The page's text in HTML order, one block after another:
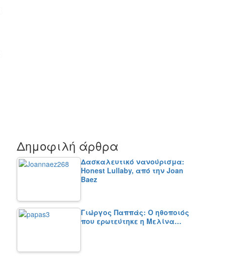
Δημοφιλή άρθρα
Δασκαλευτικό νανούρισμα:
Honest Lullaby, από την Joan
Baez
Γιώργος Παππάς: Ο ηθοποιός
που ερωτεύτηκε η Μελίνα…